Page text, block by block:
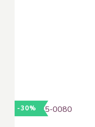
-30%